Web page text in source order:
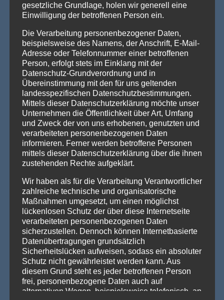
Vom Gentlemen’s Club zum Eventhighlight – wie
GALACTICA den Chesterfield-Look neu erfindet
Die Stehtischhusse GALACTICA im Chesterfield Style bringt
den ikonischen Gentlemen’s-Club-Charme [...]Weiterlesen »
Wenn eine ganze Stadt im Halloween-Fieber ist…
Willkommen in Arnstadt! Zum 25. Mal verwandelt sich
Arnstadt zur [...]Weiterlesen »
PRODUKTSUCHE
gesetzliche Grundlage, holen wir generell eine
Einwilligung der betroffenen Person ein.
Die Verarbeitung personenbezogener Daten,
beispielsweise des Namens, der Anschrift, E-Mail-
Adresse oder Telefonnummer einer betroffenen
Person, erfolgt stets im Einklang mit der
Datenschutz-Grundverordnung und in
Übereinstimmung mit den für uns geltenden
landesspezifischen Datenschutzbestimmungen.
Mittels dieser Datenschutzerklärung möchte unser
Unternehmen die Öffentlichkeit über Art, Umfang
und Zweck der von uns erhobenen, genutzten und
verarbeiteten personenbezogenen Daten
informieren. Ferner werden betroffene Personen
mittels dieser Datenschutzerklärung über die ihnen
zustehenden Rechte aufgeklärt.
Wir haben als für die Verarbeitung Verantwortlicher
zahlreiche technische und organisatorische
Maßnahmen umgesetzt, um einen möglichst
lückenlosen Schutz der über diese Internetseite
verarbeiteten personenbezogenen Daten
sicherzustellen. Dennoch können Internetbasierte
Datenübertragungen grundsätzlich
Sicherheitslücken aufweisen, sodass ein absoluter
Schutz nicht gewährleistet werden kann. Aus
diesem Grund steht es jeder betroffenen Person
frei, personenbezogene Daten auch auf
alternativen Wegen, beispielsweise telefonisch, an